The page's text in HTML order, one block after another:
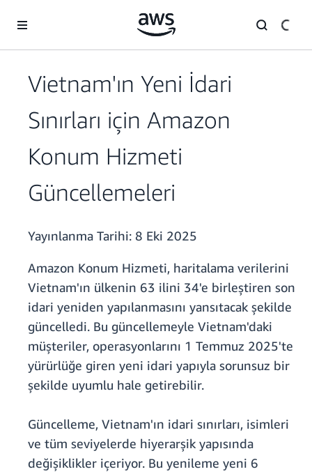
Vietnam'ın Yeni İdari
Sınırları için Amazon
Konum Hizmeti
Güncellemeleri
Yayınlanma Tarihi: 8 Eki 2025
Amazon Konum Hizmeti, haritalama verilerini
Vietnam'ın ülkenin 63 ilini 34'e birleştiren son
idari yeniden yapılanmasını yansıtacak şekilde
güncelledi. Bu güncellemeyle Vietnam'daki
müşteriler, operasyonlarını 1 Temmuz 2025'te
yürürlüğe giren yeni idari yapıyla sorunsuz bir
şekilde uyumlu hale getirebilir.
Güncelleme, Vietnam'ın idari sınırları, isimleri
ve tüm seviyelerde hiyerarşik yapısında
değişiklikler içeriyor. Bu yenileme yeni 6